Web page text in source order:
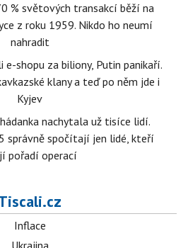
% světových transakcí běží na
z roku 1959. Nikdo ho neumí
nahradit
shopu za biliony, Putin panikaří.
klany a teď po něm jde i
Kyjev
nachytala už tisíce lidí.
správně spočítají jen lidé, kteří
pořadí operací
Inflace
Ukrajina